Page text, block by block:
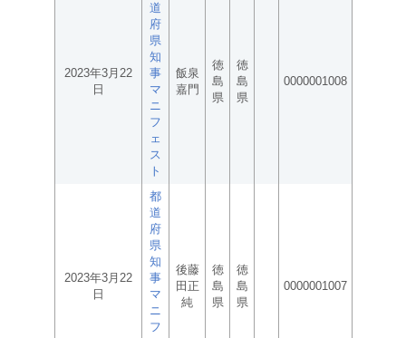
2023年3月22
日
道
府
県
知
事
マ
ニ
フ
ェ
ス
ト
飯泉
嘉門
徳
島
県
徳
島
県
0000001008
2023年3月22
日
都
道
府
県
知
事
マ
ニ
フ
後藤
田正
純
徳
島
県
徳
島
県
0000001007